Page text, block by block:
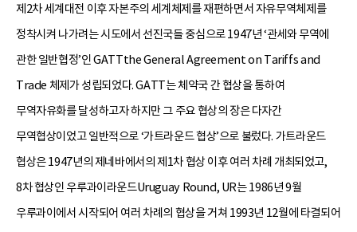
제2차 세계대전 이후 자본주의 세계체제를 재편하면서 자유무역체제를
정착시켜 나가려는 시도에서 선진국들 중심으로 1947년 ‘관세와 무역에
관한 일반협정’인 GATTthe General Agreement on Tariffs and
Trade 체제가 성립되었다. GATT는 체약국 간 협상을 통하여
무역자유화를 달성하고자 하지만 그 주요 협상의 장은 다자간
무역협상이었고 일반적으로 ‘가트라운드 협상’으로 불렀다. 가트라운드
협상은 1947년의 제네바에서의 제1차 협상 이후 여러 차례 개최되었고,
8차 협상인 우루과이라운드Uruguay Round, UR는 1986년 9월
우루과이에서 시작되어 여러 차례의 협상을 거쳐 1993년 12월에 타결되어